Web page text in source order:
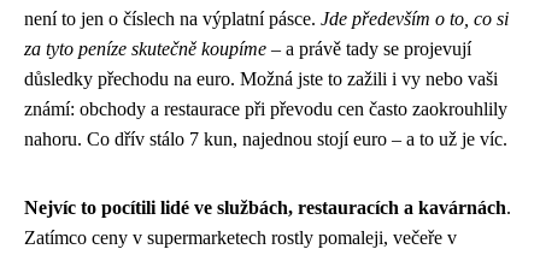
není to jen o číslech na výplatní pásce. Jde především o to, co si
za tyto peníze skutečně koupíme – a právě tady se projevují
důsledky přechodu na euro. Možná jste to zažili i vy nebo vaši
známí: obchody a restaurace při převodu cen často zaokrouhlily
nahoru. Co dřív stálo 7 kun, najednou stojí euro – a to už je víc.
Nejvíc to pocítili lidé ve službách, restauracích a kavárnách.
Zatímco ceny v supermarketech rostly pomaleji, večeře v